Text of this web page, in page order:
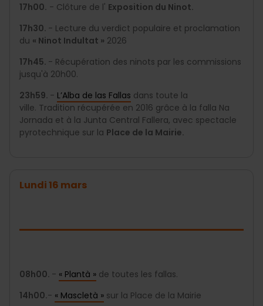
17h00. - Clôture de l' Exposition du Ninot.
17h30. - Lecture du verdict populaire et proclamation
du « Ninot Indultat » 2026
17h45. - Récupération des ninots par les commissions
jusqu'à 20h00.
23h59. - L’Alba de las Fallas dans toute la
ville. Tradition récupérée en 2016 grâce à la falla Na
Jornada et à la Junta Central Fallera, avec spectacle
pyrotechnique sur la Place de la Mairie.
Lundi 16 mars
08h00. - « Plantà » de toutes les fallas.
14h00.- « Mascletà » sur la Place de la Mairie